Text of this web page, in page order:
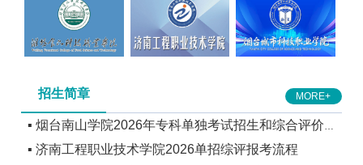
招生简章 MORE+
▪ 烟台南山学院2026年专科单独考试招生和综合评价
招生章程
▪ 济南工程职业技术学院2026单招综评报考流程